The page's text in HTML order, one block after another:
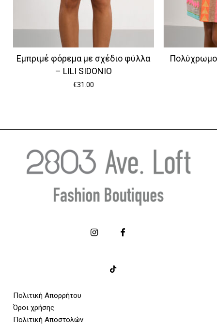
Εμπριμέ φόρεμα με σχέδιο φύλλα
– LILI SIDONIO
€31.00
Πολιτική Απορρήτου
Όροι χρήσης
Πολιτική Αποστολών